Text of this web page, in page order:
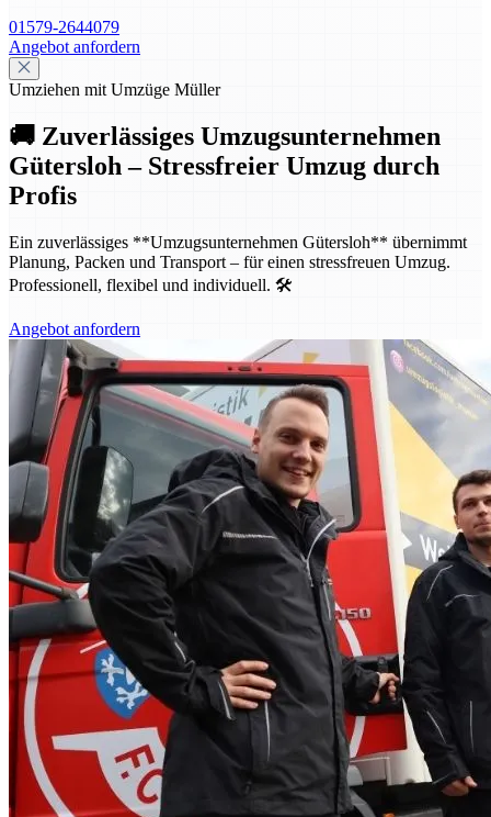
01579-2644079
Angebot anfordern
Umziehen mit Umzüge Müller
🚚 Zuverlässiges Umzugsunternehmen
Gütersloh – Stressfreier Umzug durch
Profis
Ein zuverlässiges **Umzugsunternehmen Gütersloh** übernimmt
Planung, Packen und Transport – für einen stressfreuen Umzug.
Professionell, flexibel und individuell. 🛠️
Angebot anfordern